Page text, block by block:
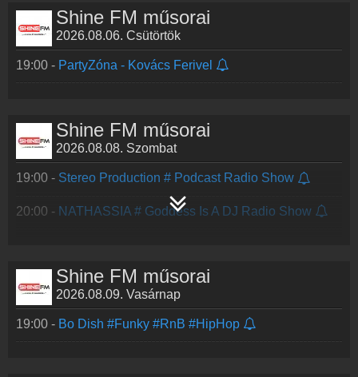
Shine FM műsorai
2026.08.06. Csütörtök
19:00 - PartyZóna - Kovács Ferivel
Shine FM műsorai
2026.08.08. Szombat
19:00 - Stereo Production # Podcast Radio Show
20:00 - NATHASSIA # Goddess Is A DJ Radio Show
Shine FM műsorai
2026.08.09. Vasárnap
19:00 - Bo Dish #Funky #RnB #HipHop